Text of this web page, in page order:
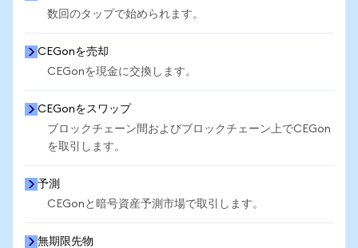
数回のタップで始められます。
CEGonを売却
CEGonを現金に交換します。
CEGonをスワップ
ブロックチェーン間およびブロックチェーン上でCEGon
を取引します。
予測
CEGonと暗号資産予測市場で取引します。
無期限先物